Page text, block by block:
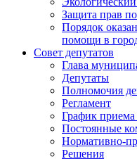
Защита прав
Порядок
помощи в
Совет депутатов
Глава
Депутаты
Полномочия
Регламент
График приема
Постоянные
Нормативно-
Решения